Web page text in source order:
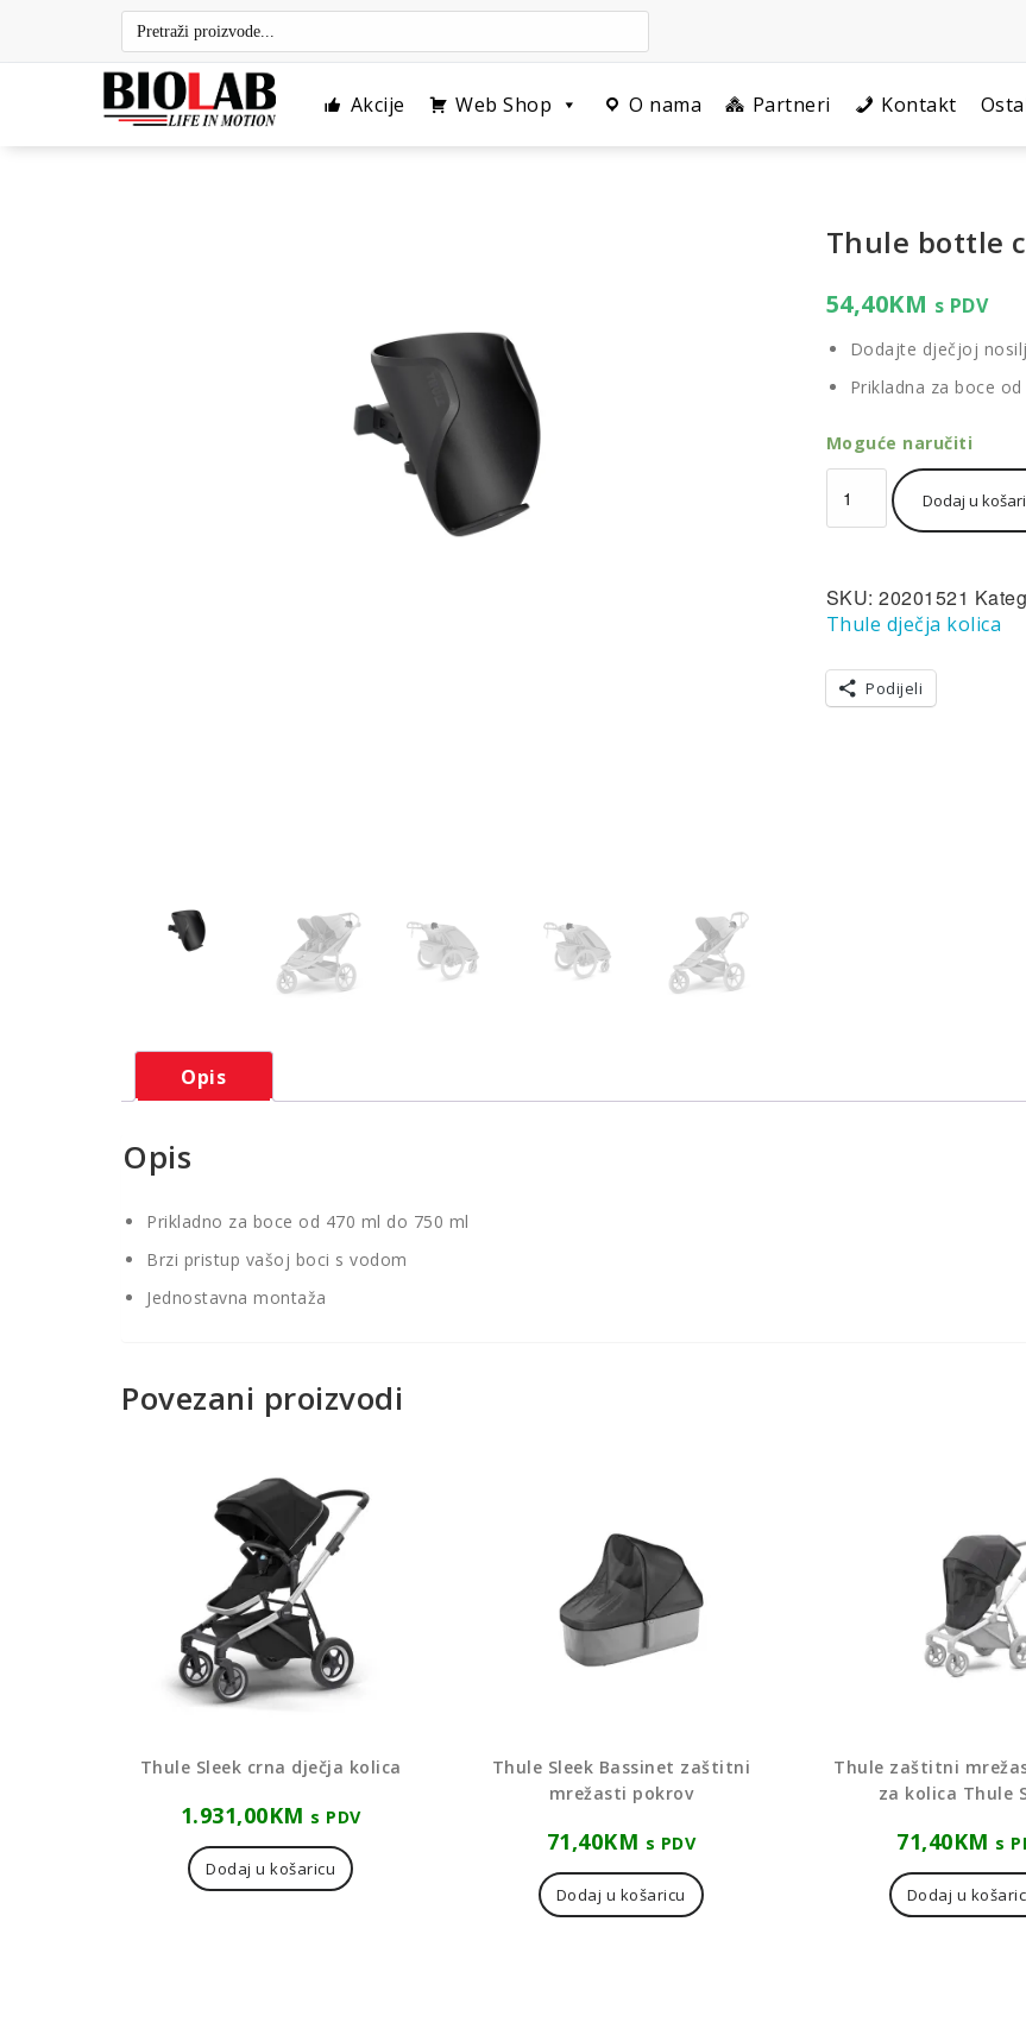
content
Akcije Web Shop O nama Partneri Kontakt
Thule bottle
54,40KM s PDV
Dodajte dječjoj
Prikladna za boce
Moguće naručiti
bottle
cage
boce
količina
Dodaj u
SKU:20201521
Thule dječja kolica
Podijeli
Opis
Opis
Prikladno za boce od 470 ml do 750 ml
Brzi pristup vašoj boci s vodom
Jednostavna montaža
Povezani proizvodi
Thule Sleek crna dječja kolica
1.931,00KM s PDV
Dodaj u košaricu
Thule Sleek Bassinet zaštitni
mrežasti pokrov
71,40KM s PDV
Dodaj u košaricu
Thule zaštitni
za kolica Thule
71,40KM s
Dodaj u